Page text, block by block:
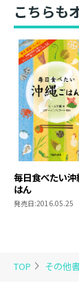
TOP その他
こちらも
毎日食べたい沖
はん
発売日:2016.05.25